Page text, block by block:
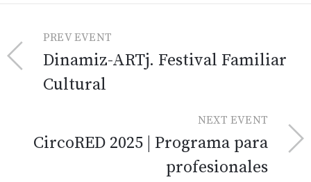
PREV EVENT
Dinamiz-ARTj. Festival Familiar
Cultural
NEXT EVENT
CircoRED 2025 | Programa para
profesionales